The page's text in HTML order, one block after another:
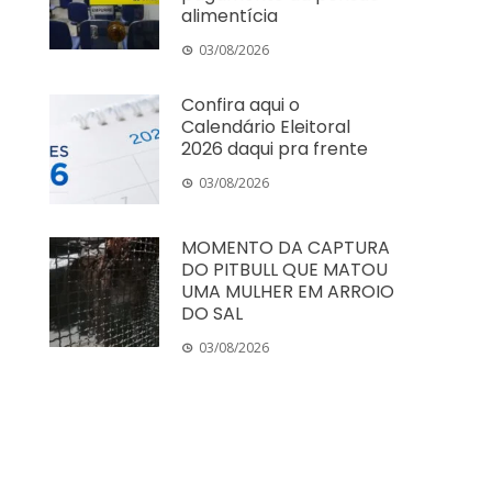
alimentícia
03/08/2026
Confira aqui o
Calendário Eleitoral
2026 daqui pra frente
03/08/2026
MOMENTO DA CAPTURA
DO PITBULL QUE MATOU
UMA MULHER EM ARROIO
DO SAL
03/08/2026